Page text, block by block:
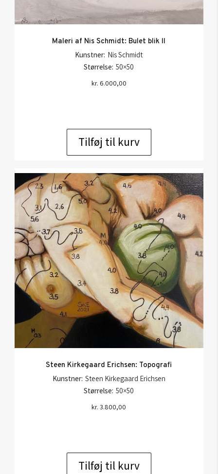
Maleri af Nis Schmidt: Bulet blik ll
Kunstner: Nis Schmidt
Størrelse: 50×50
kr. 6.000,00
Tilføj til kurv
Steen Kirkegaard Erichsen: Topografi
Kunstner: Steen Kirkegaard Erichsen
Størrelse: 50×50
kr. 3.800,00
Tilføj til kurv